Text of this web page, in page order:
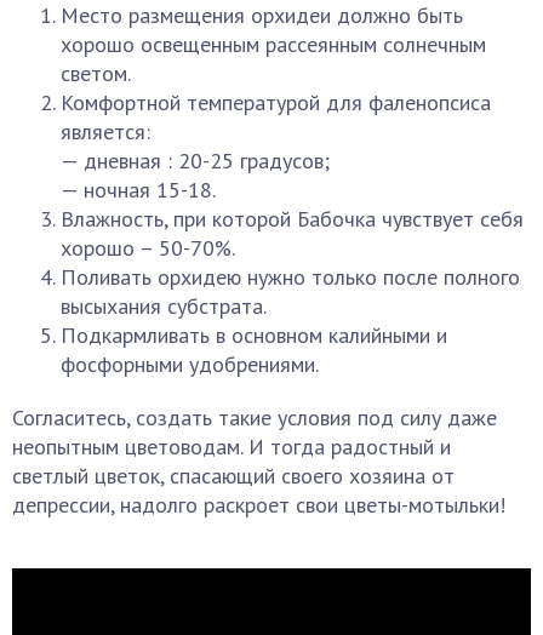
Место размещения орхидеи должно быть
хорошо освещенным рассеянным солнечным
светом.
Комфортной температурой для фаленопсиса
является:
— дневная : 20-25 градусов;
— ночная 15-18.
Влажность, при которой Бабочка чувствует себя
хорошо – 50-70%.
Поливать орхидею нужно только после полного
высыхания субстрата.
Подкармливать в основном калийными и
фосфорными удобрениями.
Согласитесь, создать такие условия под силу даже
неопытным цветоводам. И тогда радостный и
светлый цветок, спасающий своего хозяина от
депрессии, надолго раскроет свои цветы-мотыльки!